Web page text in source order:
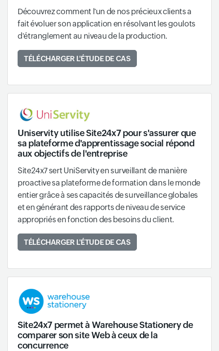
Découvrez comment l'un de nos précieux clients a
fait évoluer son application en résolvant les goulots
d'étranglement au niveau de la production.
TÉLÉCHARGER L'ÉTUDE DE CAS
Uniservity utilise Site24x7 pour s'assurer que
sa plateforme d'apprentissage social répond
aux objectifs de l'entreprise
Site24x7 sert UniServity en surveillant de manière
proactive sa plateforme de formation dans le monde
entier grâce à ses capacités de surveillance globales
et en générant des rapports de niveau de service
appropriés en fonction des besoins du client.
TÉLÉCHARGER L'ÉTUDE DE CAS
Site24x7 permet à Warehouse Stationery de
comparer son site Web à ceux de la
concurrence